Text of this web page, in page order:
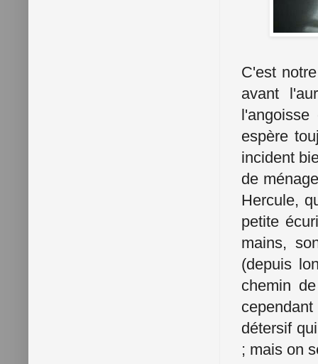
C'est
avant
espère
incident
de
Hercule,
petite
mains,
(depuis
chemin
détersif
; mais on